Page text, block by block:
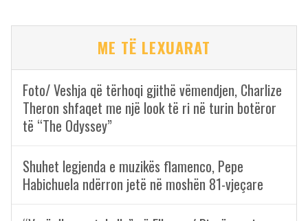
ME TË LEXUARAT
Foto/ Veshja që tërhoqi gjithë vëmendjen, Charlize
Theron shfaqet me një look të ri në turin botëror
të “The Odyssey”
Shuhet legjenda e muzikës flamenco, Pepe
Habichuela ndërron jetë në moshën 81-vjeçare